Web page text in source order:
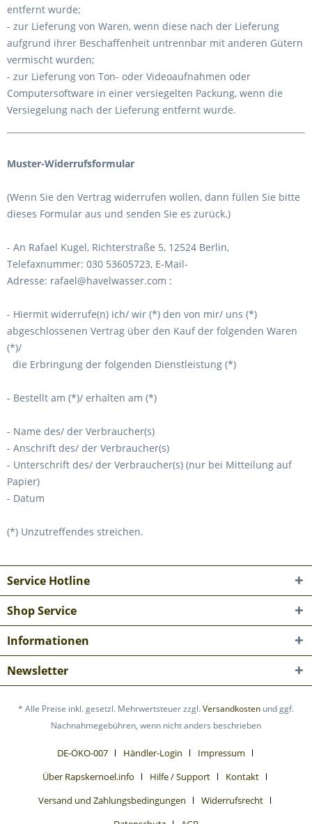
entfernt wurde;
- zur Lieferung von Waren, wenn diese nach der Lieferung
aufgrund ihrer Beschaffenheit untrennbar mit anderen Gütern
vermischt wurden;
- zur Lieferung von Ton- oder Videoaufnahmen oder
Computersoftware in einer versiegelten Packung, wenn die
Versiegelung nach der Lieferung entfernt wurde.
Muster-Widerrufsformular
(Wenn Sie den Vertrag widerrufen wollen, dann füllen Sie bitte
dieses Formular aus und senden Sie es zurück.)
- An Rafael Kugel, Richterstraße 5, 12524 Berlin,
Telefaxnummer: 030 53605723, E-Mail-
Adresse: rafael@havelwasser.com :
- Hiermit widerrufe(n) ich/ wir (*) den von mir/ uns (*)
abgeschlossenen Vertrag über den Kauf der folgenden Waren
(*)/
die Erbringung der folgenden Dienstleistung (*)
- Bestellt am (*)/ erhalten am (*)
- Name des/ der Verbraucher(s)
- Anschrift des/ der Verbraucher(s)
- Unterschrift des/ der Verbraucher(s) (nur bei Mitteilung auf
Papier)
- Datum
(*) Unzutreffendes streichen.
Service Hotline
Shop Service
Informationen
Newsletter
* Alle Preise inkl. gesetzl. Mehrwertsteuer zzgl.Versandkosten und ggf.
Nachnahmegebühren, wenn nicht anders beschrieben
DE-ÖKO-007 Händler-Login
Impressum
Über Rapskernoel.info
Hilfe / Support
Kontakt
Versand und Zahlungsbedingungen
Widerrufsrecht